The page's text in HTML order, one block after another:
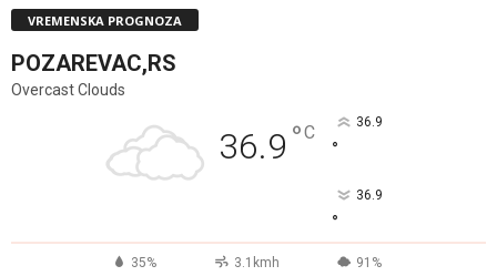
VREMENSKA PROGNOZA
POZAREVAC,RS
Overcast Clouds
36.9 °C 36.9
°
36.9
°
35% 3.1kmh 91%